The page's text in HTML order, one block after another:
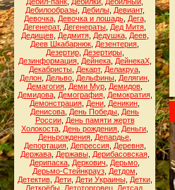
Дебилообразы, Дебилы, Девиант,
Девочка, Девочка и лошадь, Дега,
Дегенерат, Дегенераты Дед Митя
Дедищев, Дедмитя, Дедушка, Деев,
Деев Шкабарнюк Дезентерия
Дезертир, Дезертиры,
Дезинформация, Дейнека, ДейнекаХ,
Декабристы Декарт, Делакруа
Делон Дельво Дельфины Делягин
Демагогия Деми Мур Демидов
Демидова, Демография, Демократия,
Демонстрация Дени Деникин
Денисова День Победы День
России, День памяти жертв
Холокоста День рождения Деньги
Деньрождения Депардье
Депортация, Депрессия, Деревня,
Держава, Державы, Дерибасовская,
Дерипаска Деркович Дерьмо
Дерьмо-Стейнкрауз, Детдом
Детектив, Дети, Дети Украины, Детки,
Деткоёбы, Детоторговец, Детсад,